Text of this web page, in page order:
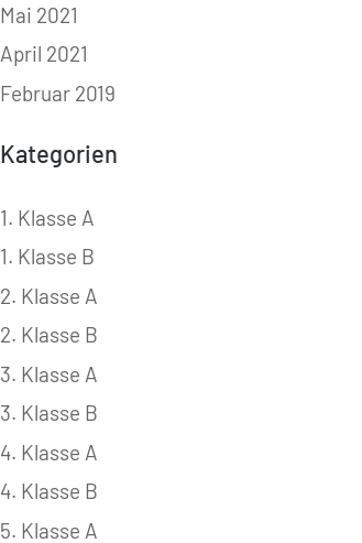
Mai 2021
April 2021
Februar 2019
Kategorien
1. Klasse A
1. Klasse B
2. Klasse A
2. Klasse B
3. Klasse A
3. Klasse B
4. Klasse A
4. Klasse B
5. Klasse A